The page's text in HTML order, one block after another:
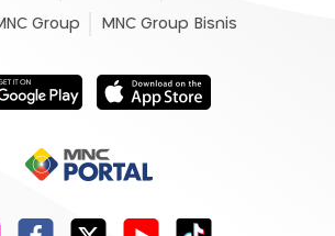
Group MNC Group Bisnis